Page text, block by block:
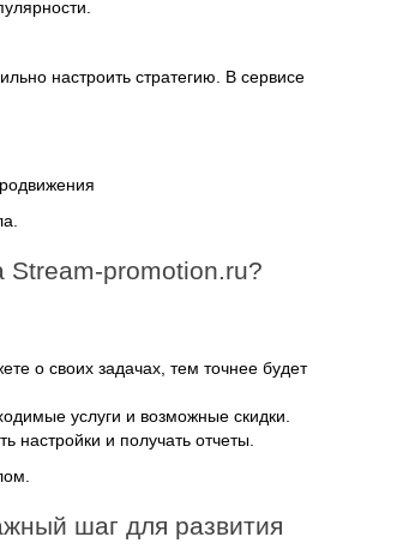
настроить стратегию. В сервисе
Stream-promotion.ru?
о своих задачах, тем точнее будет
услуги и возможные скидки.
настройки и получать отчеты.
шаг для развития